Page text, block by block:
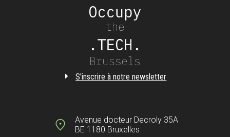
S'inscrire à notre newsletter
Avenue docteur Decroly 35A
BE 1180 Bruxelles